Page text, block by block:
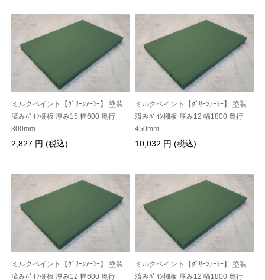
ミルクペイント【ｸﾞﾘｰﾝｱｰﾐｰ】 塗装
済みﾊﾟｲﾝ棚板 厚み15 幅600 奥行
300mm
2,827 円 (税込)
ミルクペイント【ｸﾞﾘｰﾝｱｰﾐｰ】 塗装
済みﾊﾟｲﾝ棚板 厚み12 幅1800 奥行
450mm
10,032 円 (税込)
ミルクペイント【ｸﾞﾘｰﾝｱｰﾐｰ】 塗装
済みﾊﾟｲﾝ棚板 厚み12 幅600 奥行
ミルクペイント【ｸﾞﾘｰﾝｱｰﾐｰ】 塗装
済みﾊﾟｲﾝ棚板 厚み12 幅1800 奥行